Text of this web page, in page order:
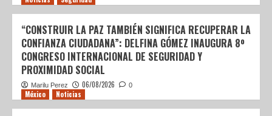
“CONSTRUIR LA PAZ TAMBIÉN SIGNIFICA RECUPERAR LA
CONFIANZA CIUDADANA”: DELFINA GÓMEZ INAUGURA 8º
CONGRESO INTERNACIONAL DE SEGURIDAD Y
PROXIMIDAD SOCIAL
Marilu Perez 06/08/2026 0
México Noticias